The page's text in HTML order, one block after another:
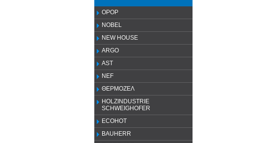
OPOP
NOBEL
NEW HOUSE
ARGO
AST
NEF
ΘΕΡΜΟΖΕΛ
HOLZINDUSTRIE
SCHWEIGHOFER
ECOHOT
BAUHERR